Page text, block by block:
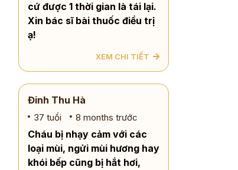
cứ được 1 thời gian là tái lại.
Xin bác sĩ bài thuốc điều trị
ạ!
XEM CHI TIẾT
Đinh Thu Hà
37 tuổi 8 months trước
Cháu bị nhạy cảm với các
loại mùi, ngửi mùi hương hay
khói bếp cũng bị hắt hơi,